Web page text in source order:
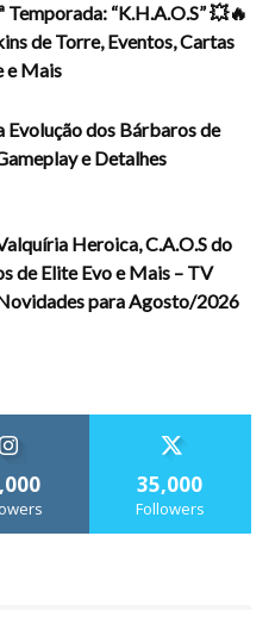
Temporada: “K.H.A.O.S” 💥🔥
de Torre, Eventos, Cartas
e Mais
Evolução dos Bárbaros de
e Detalhes
Heroica, C.A.O.S do
de Elite Evo e Mais – TV
para Agosto/2026
35,000
Followers